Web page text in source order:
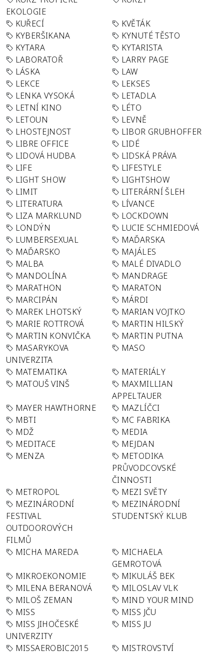
EKOLOGIE
KUŘECÍ
KVĚTÁK
KYBERŠIKANA
KYNUTÉ TĚSTO
KYTARA
KYTARISTA
LABORATOŘ
LARRY PAGE
LÁSKA
LAW
LEKCE
LEKSES
LENKA VYSOKÁ
LETADLA
LETNÍ KINO
LÉTO
LETOUN
LEVNĚ
LHOSTEJNOST
LIBOR GRUBHOFFER
LIBRE OFFICE
LIDÉ
LIDOVÁ HUDBA
LIDSKÁ PRÁVA
LIFE
LIFESTYLE
LIGHT SHOW
LIGHTSHOW
LIMIT
LITERÁRNÍ ŠLEH
LITERATURA
LÍVANCE
LIZA MARKLUND
LOCKDOWN
LONDÝN
LUCIE SCHMIEDOVÁ
LUMBERSEXUAL
MAĎARSKA
MAĎARSKO
MAJÁLES
MALBA
MALÉ DIVADLO
MANDOLÍNA
MANDRAGE
MARATHON
MARATON
MARCIPÁN
MÁRDI
MAREK LHOTSKÝ
MARIAN VOJTKO
MARIE ROTTROVÁ
MARTIN HILSKÝ
MARTIN KONVIČKA
MARTIN PUTNA
MASARYKOVA
UNIVERZITA
MASO
MATEMATIKA
MATERIÁLY
MATOUŠ VINŠ
MAXMILLIAN
APPELTAUER
MAYER HAWTHORNE
MAZLÍČCI
MBTI
MC FABRIKA
MDŽ
MEDIA
MEDITACE
MEJDAN
MENZA
METODIKA
PRŮVODCOVSKÉ
ČINNOSTI
METROPOL
MEZI SVĚTY
MEZINÁRODNÍ
FESTIVAL
OUTDOOROVÝCH
FILMŮ
MEZINÁRODNÍ
STUDENTSKÝ KLUB
MICHA MAREDA
MICHAELA
GEMROTOVÁ
MIKROEKONOMIE
MIKULÁŠ BEK
MILENA BERANOVÁ
MILOSLAV VLK
MILOŠ ZEMAN
MIND YOUR MIND
MISS
MISS JČU
MISS JIHOČESKÉ
UNIVERZITY
MISS JU
MISSAEROBIC2015
MISTROVSTVÍ